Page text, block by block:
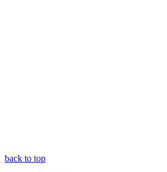
back to top